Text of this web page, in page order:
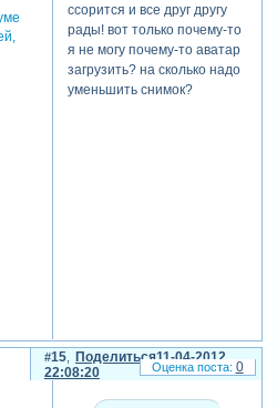
ссорится и все друг другу
рады! вот только почему-то
я не могу почему-то аватар
загрузить? на сколько надо
уменьшить снимок?
Поделиться
15
11-04-2012
22:08:20
0